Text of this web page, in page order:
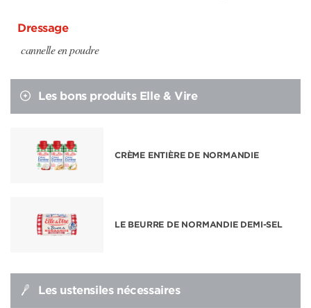
Dressage
cannelle en poudre
Les bons produits Elle & Vire
CRÈME ENTIÈRE DE NORMANDIE
LE BEURRE DE NORMANDIE DEMI-SEL
Les ustensiles nécessaires